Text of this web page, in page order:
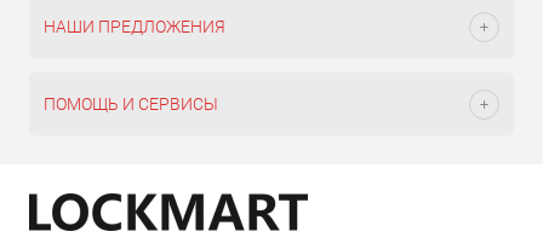
НАШИ ПРЕДЛОЖЕНИЯ
ПОМОЩЬ И СЕРВИСЫ